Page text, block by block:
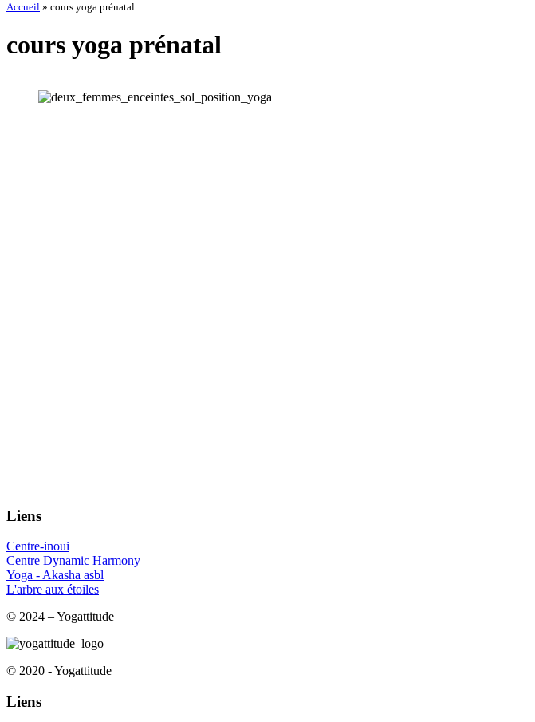
Accueil » cours yoga prénatal
cours yoga prénatal
Liens
Centre-inoui
Centre Dynamic Harmony
Yoga - Akasha asbl
L'arbre aux étoiles
© 2024 – Yogattitude
© 2020 - Yogattitude
Liens